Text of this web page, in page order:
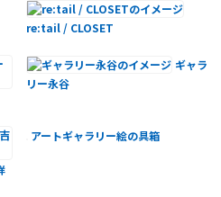
リ
の、みてるもの -旅、海外生活、小さな
展)
re:tail / CLOSET
ギャラ
リー永谷
アートギャラリー絵の具箱